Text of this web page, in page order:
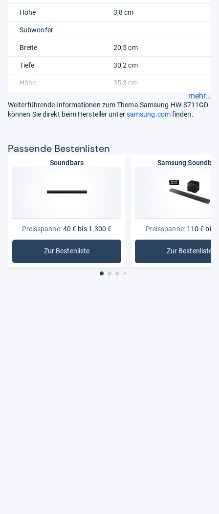
Höhe 3,8 cm
Subwoofer
Breite 20,5 cm
Tiefe 30,2 cm
Höhe 35,3 cm
mehr...
Weiterführende Informationen zum Thema Samsung HW-S711GD
können Sie direkt beim Hersteller untersamsung.comfinden.
Pas­sende Bes­ten­lis­ten
Soundbars
Preisspanne:40 € bis 1.300 €
Zur Bestenliste
: Soundbars
Samsung
Preisspanne:110 € bis
Zur Bestenliste
: